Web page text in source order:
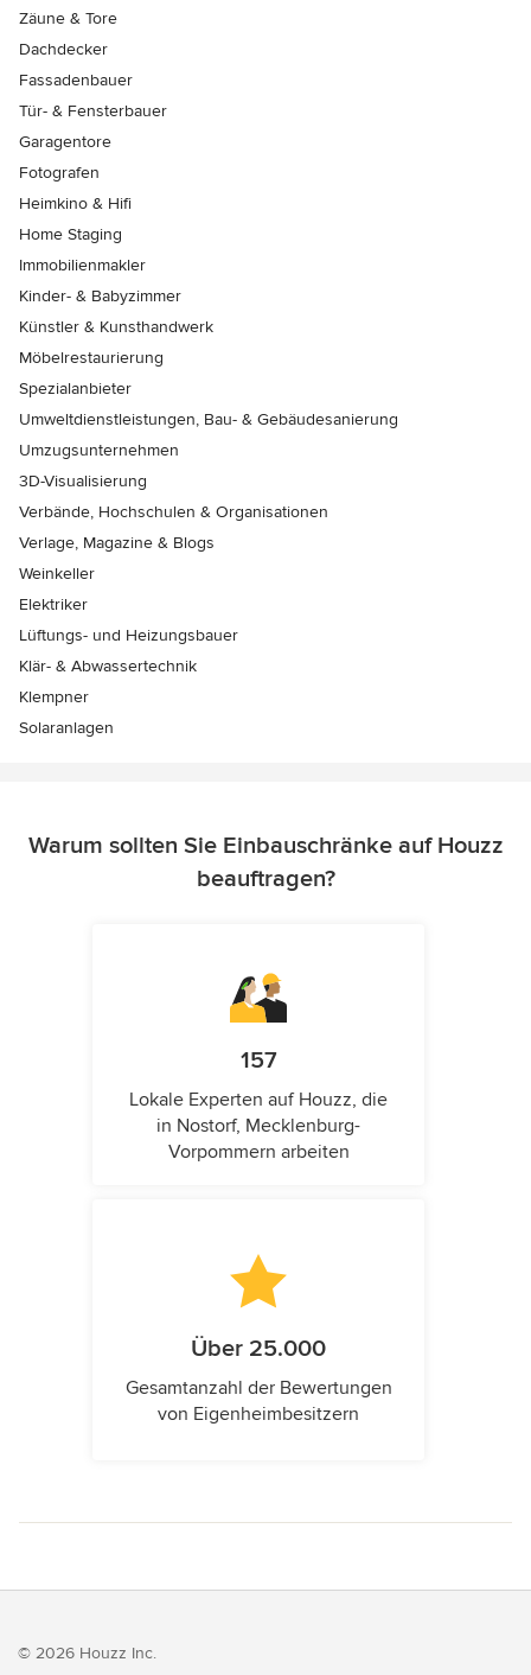
Zäune & Tore
Dachdecker
Fassadenbauer
Tür- & Fensterbauer
Garagentore
Fotografen
Heimkino & Hifi
Home Staging
Immobilienmakler
Kinder- & Babyzimmer
Künstler & Kunsthandwerk
Möbelrestaurierung
Spezialanbieter
Umweltdienstleistungen, Bau- & Gebäudesanierung
Umzugsunternehmen
3D-Visualisierung
Verbände, Hochschulen & Organisationen
Verlage, Magazine & Blogs
Weinkeller
Elektriker
Lüftungs- und Heizungsbauer
Klär- & Abwassertechnik
Klempner
Solaranlagen
Warum sollten Sie Einbauschränke auf Houzz
beauftragen?
157
Lokale Experten auf Houzz, die
in Nostorf, Mecklenburg-
Vorpommern arbeiten
Über 25.000
Gesamtanzahl der Bewertungen
von Eigenheimbesitzern
© 2026 Houzz Inc.